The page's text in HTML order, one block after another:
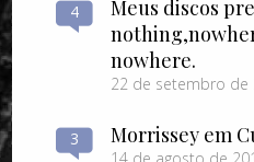
4
Meus discos
nowhere.
22 de setembro de
3 Morrissey em